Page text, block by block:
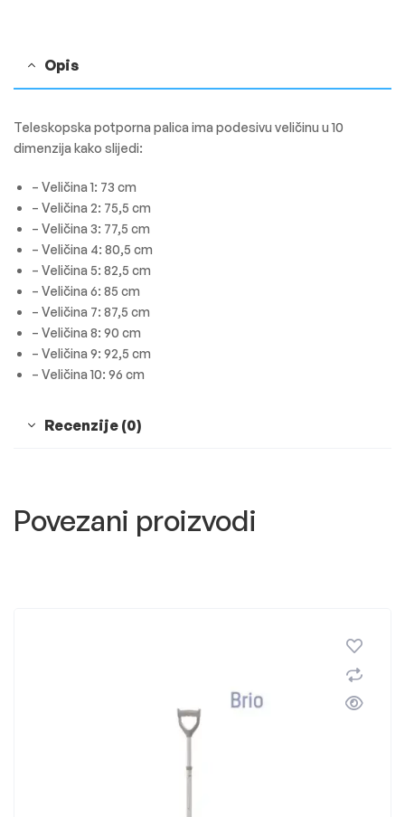
Opis
Teleskopska potporna palica ima podesivu veličinu u 10
dimenzija kako slijedi:
– Veličina 1: 73 cm
– Veličina 2: 75,5 cm
– Veličina 3: 77,5 cm
– Veličina 4: 80,5 cm
– Veličina 5: 82,5 cm
– Veličina 6: 85 cm
– Veličina 7: 87,5 cm
– Veličina 8: 90 cm
– Veličina 9: 92,5 cm
– Veličina 10: 96 cm
Recenzije (0)